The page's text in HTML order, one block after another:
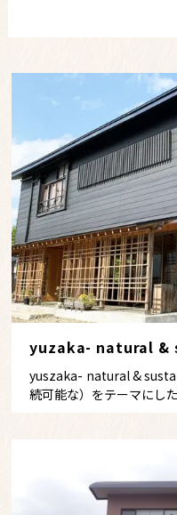
yuzaka- natural &
yuszaka- natural &
続可能な）をテーマにし